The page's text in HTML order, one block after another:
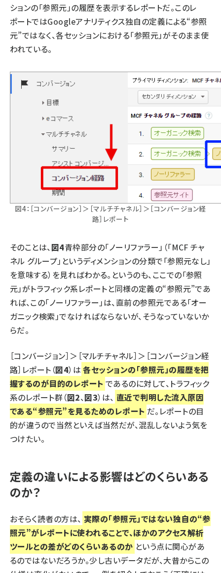
ションの「参照元」の履歴を表示するレポートだ。このレ
ポートではGoogleアナリティクス独自の定義による“参照
元”ではなく、各セッションにおける「参照元」がそのまま使
われている。
図4：［コンバージョン］＞［マルチチャネル］＞［コンバージョン経
路］レポート
そのことは、 図4青枠部分の「ノーリファラー」（「MCF チャ
ネル グループ」というディメンションの分類で「参照元なし」
を意味する）を見ればわかる。というのも、ここでの「参照
元」がトラフィック系レポートと同様の定義の“参照元”であ
れば、この「ノーリファラー」は、直前の参照元である「オー
ガニック検索」でなければならないが、そうなっていないか
らだ。
［コンバージョン］＞［マルチチャネル］＞［コンバージョン経
路］レポート（図4）は 各セッションの「参照元」の履歴を把
握するのが目的のレポート であるのに対して、トラフィック
系のレポート群（図2、図3）は、 直近で判明した流入原因
である“参照元”を見るためのレポート だ。レポートの目
的が違うので当然といえば当然だが、混乱しないよう気を
つけたい。
定義の違いによる影響はどのくらいある
のか？
おそらく読者の方は、 実際の「参照元」ではない独自の“参
照元”がレポートに使われることで、ほかのアクセス解析
ツールとの差がどのくらいあるのか という点に関心があ
るのではないだろうか。少し古いデータだが、大昔からこの